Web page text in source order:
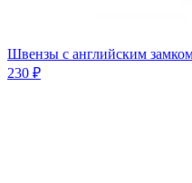
Швензы с английским
230 ₽